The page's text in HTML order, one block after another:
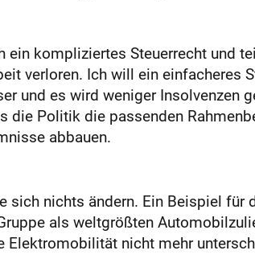
ein kompliziertes Steuerrecht und
verloren. Ich will ein einfacheres
und es wird weniger Insolvenzen
Politik die passenden
abbauen.
sich nichts ändern. Ein Beispiel
als weltgrößten
nicht mehr